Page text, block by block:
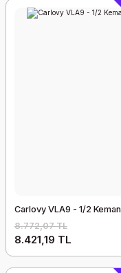
Carlovy VLA9 - 1/2 Keman
8.772,07 TL
8.421,19 TL